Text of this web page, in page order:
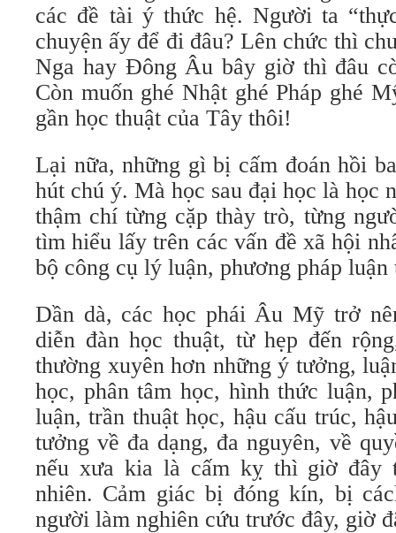
các đề tài ý thức hệ. Người ta
chuyện ấy để đi đâu? Lên chức thì
Nga hay Đông Âu bây giờ thì đâu
Còn muốn ghé Nhật ghé Pháp ghé
gần học thuật của Tây thôi!
Lại nữa, những gì bị cấm đoán hồi
hút chú ý. Mà học sau đại học là học
thậm chí từng cặp thày trò, từng
tìm hiểu lấy trên các vấn đề xã hội
bộ công cụ lý luận, phương pháp
Dần dà, các học phái Âu Mỹ trở
diễn đàn học thuật, từ hẹp đến
thường xuyên hơn những ý tưởng,
học, phân tâm học, hình thức luận,
luận, trần thuật học, hậu cấu trúc,
tưởng về đa dạng, đa nguyên, về
nếu xưa kia là cấm kỵ thì giờ đây
nhiên. Cảm giác bị đóng kín, bị
người làm nghiên cứu trước đây, giờ